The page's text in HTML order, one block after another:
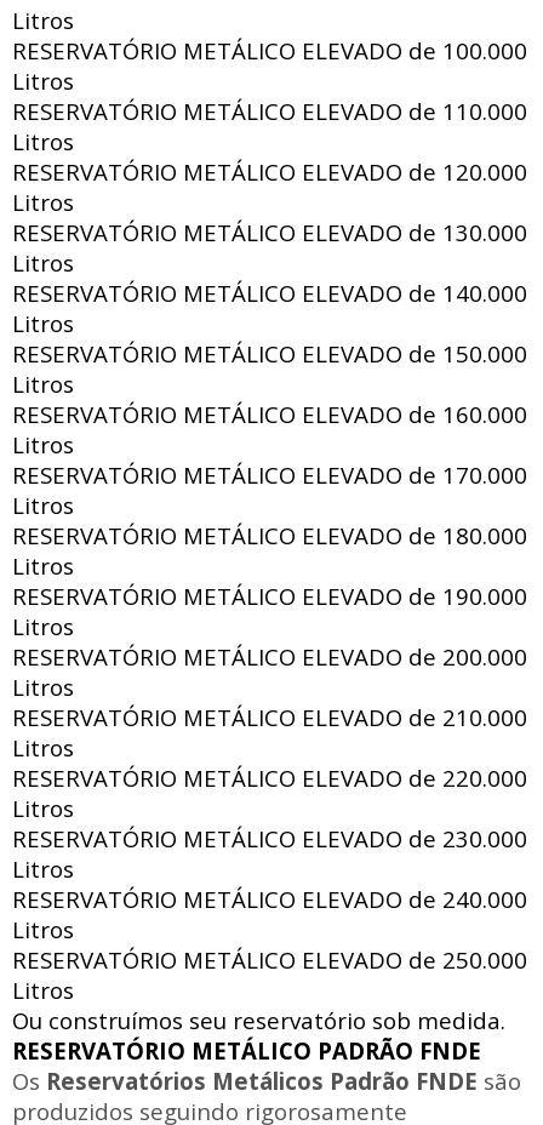
Litros
RESERVATÓRIO METÁLICO ELEVADO de 100.000
Litros
RESERVATÓRIO METÁLICO ELEVADO de 110.000
Litros
RESERVATÓRIO METÁLICO ELEVADO de 120.000
Litros
RESERVATÓRIO METÁLICO ELEVADO de 130.000
Litros
RESERVATÓRIO METÁLICO ELEVADO de 140.000
Litros
RESERVATÓRIO METÁLICO ELEVADO de 150.000
Litros
RESERVATÓRIO METÁLICO ELEVADO de 160.000
Litros
RESERVATÓRIO METÁLICO ELEVADO de 170.000
Litros
RESERVATÓRIO METÁLICO ELEVADO de 180.000
Litros
RESERVATÓRIO METÁLICO ELEVADO de 190.000
Litros
RESERVATÓRIO METÁLICO ELEVADO de 200.000
Litros
RESERVATÓRIO METÁLICO ELEVADO de 210.000
Litros
RESERVATÓRIO METÁLICO ELEVADO de 220.000
Litros
RESERVATÓRIO METÁLICO ELEVADO de 230.000
Litros
RESERVATÓRIO METÁLICO ELEVADO de 240.000
Litros
RESERVATÓRIO METÁLICO ELEVADO de 250.000
Litros
Ou construímos seu reservatório sob medida.
RESERVATÓRIO METÁLICO PADRÃO FNDE
Os Reservatórios Metálicos Padrão FNDE são
produzidos seguindo rigorosamente